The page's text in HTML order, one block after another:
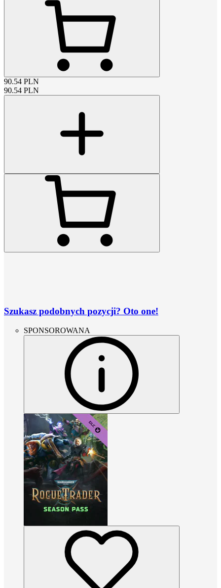
90.54 PLN
90.54 PLN
Szukasz podobnych pozycji? Oto one!
SPONSOROWANA